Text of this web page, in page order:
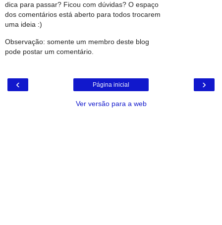
dica para passar? Ficou com dúvidas? O espaço
dos comentários está aberto para todos trocarem
uma ideia :)
Observação: somente um membro deste blog
pode postar um comentário.
‹ ›
Página inicial
Ver versão para a web